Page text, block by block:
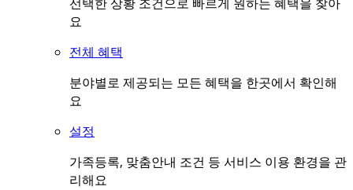
선택한 상황 조건으로 빠르게 원하는 혜택을 찾아
요
전체 혜택
분야별로 제공되는 모든 혜택을 한곳에서 확인해
요
설정
가족등록, 맞춤안내 조건 등 서비스 이용 환경을 관
리해요